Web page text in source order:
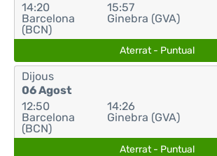
14:20
Barcelona
(BCN)
15:57
Ginebra (GVA)
Aterrat - Puntual
Dijous
06 Agost
12:50
Barcelona
(BCN)
14:26
Ginebra (GVA)
Aterrat - Puntual